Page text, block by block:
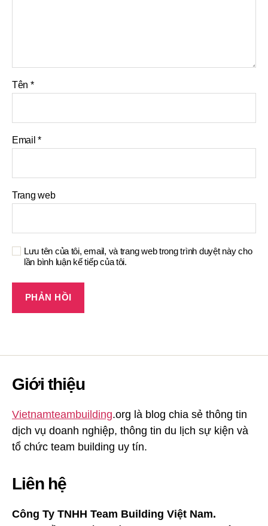
Tên *
Email*
Trang web
Lưu tên của tôi, email, và trang web trong trình duyệt này cho
lần bình luận kế tiếp của tôi.
Giới thiệu
Vietnamteambuilding.org là blog chia sẻ thông tin
dịch vụ doanh nghiệp, thông tin du lịch sự kiện và
tổ chức team building uy tín.
Liên hệ
Công Ty TNHH Team Building Việt Nam.